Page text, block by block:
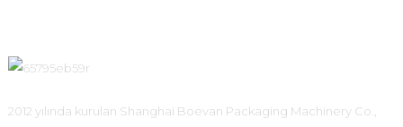
2012 yılında kurulan Shanghai Boevan Packaging Machinery Co.,